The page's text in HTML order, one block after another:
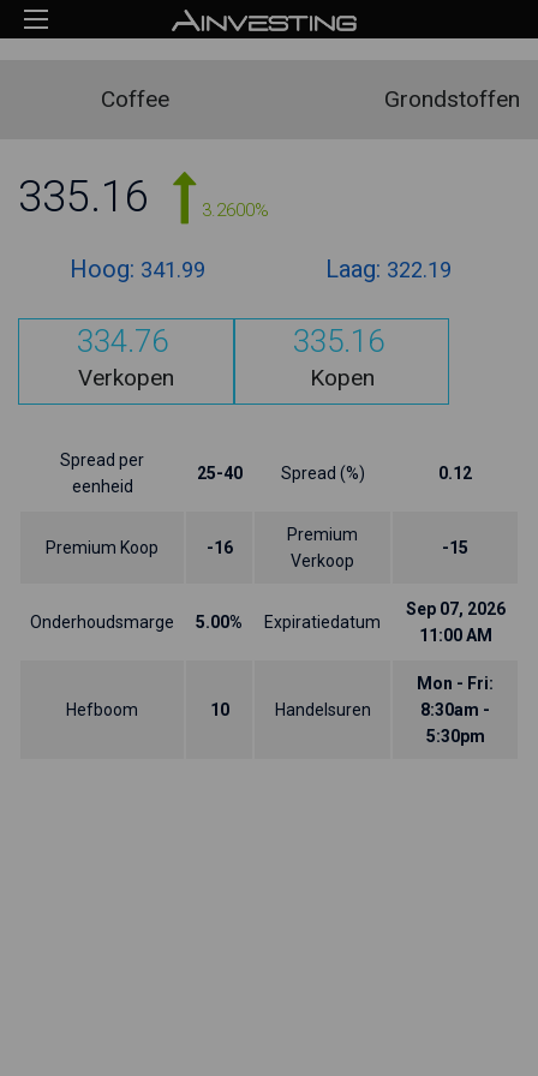
Coffee Grondstoffen
335.16 3.2600%
Hoog: 341.99 Laag: 322.19
334.76
Verkopen
335.16
Kopen
Spread per
eenheid
25-40 Spread (%) 0.12
Premium Koop -16
Premium
Verkoop
-15
Onderhoudsmarge 5.00% Expiratiedatum
Sep 07, 2026
11:00 AM
Hefboom 10 Handelsuren
Mon - Fri:
8:30am -
5:30pm